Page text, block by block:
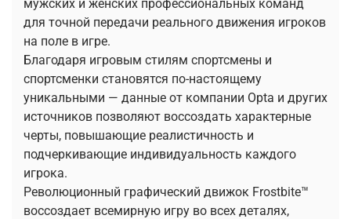
мужских и женских профессиональных команд
для точной передачи реального движения игроков
на поле в игре.
Благодаря игровым стилям спортсмены и
спортсменки становятся по-настоящему
уникальными — данные от компании Opta и других
источников позволяют воссоздать характерные
черты, повышающие реалистичность и
подчеркивающие индивидуальность каждого
игрока.
Революционный графический движок Frostbite™
воссоздает всемирную игру во всех деталях,